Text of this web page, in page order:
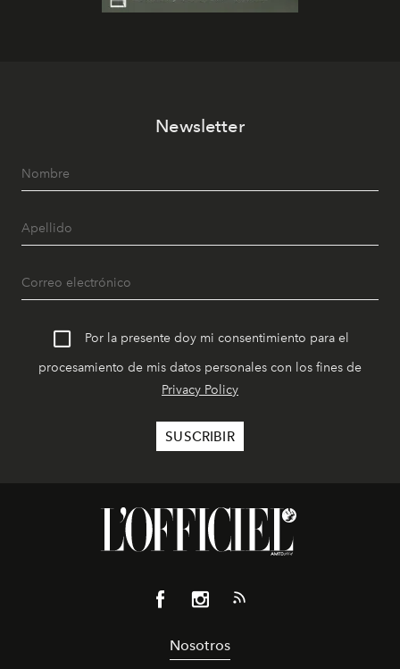
Newsletter
Por la presente doy mi consentimiento para el
procesamiento de mis datos personales con los fines de
Privacy Policy
Nosotros